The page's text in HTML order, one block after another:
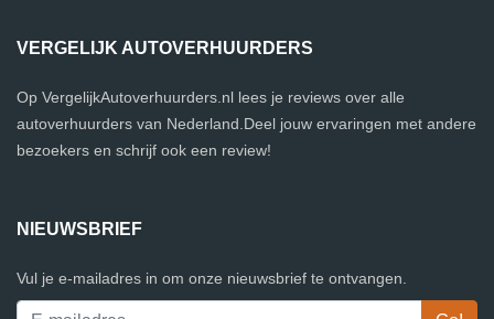
VERGELIJK AUTOVERHUURDERS
Op VergelijkAutoverhuurders.nl lees je reviews over alle
autoverhuurders van Nederland.Deel jouw ervaringen met andere
bezoekers en schrijf ook een review!
NIEUWSBRIEF
Vul je e-mailadres in om onze nieuwsbrief te ontvangen.